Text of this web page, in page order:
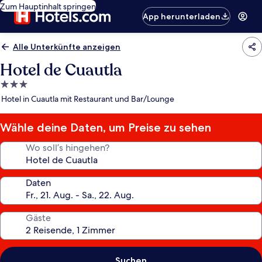
Zum Hauptinhalt springen
App herunterladen
Alle Unterkünfte anzeigen
Hotel de Cuautla
3.0-
Sterne-
Hotel in Cuautla mit Restaurant und Bar/Lounge
Wähle deine Daten, um Preise zu sehen
Wo soll’s hingehen?
Daten
Gäste